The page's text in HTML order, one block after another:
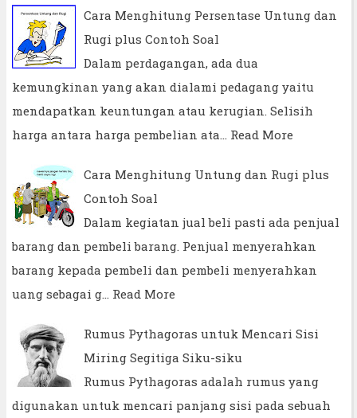
Cara Menghitung Persentase Untung dan
Rugi plus Contoh Soal
Dalam perdagangan, ada dua
kemungkinan yang akan dialami pedagang yaitu
mendapatkan keuntungan atau kerugian. Selisih
harga antara harga pembelian ata… Read More
Cara Menghitung Untung dan Rugi plus
Contoh Soal
Dalam kegiatan jual beli pasti ada penjual
barang dan pembeli barang. Penjual menyerahkan
barang kepada pembeli dan pembeli menyerahkan
uang sebagai g… Read More
Rumus Pythagoras untuk Mencari Sisi
Miring Segitiga Siku-siku
Rumus Pythagoras adalah rumus yang
digunakan untuk mencari panjang sisi pada sebuah